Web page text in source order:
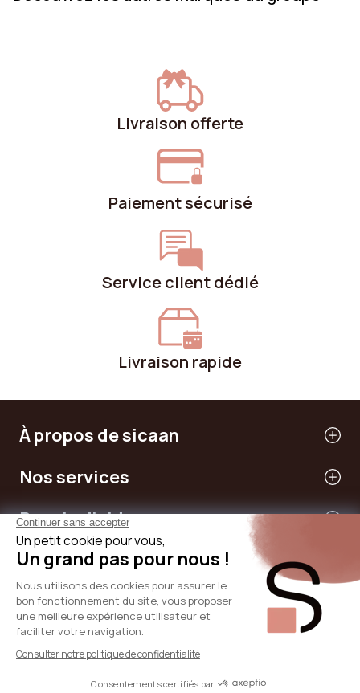
Livraison offerte
Paiement sécurisé
Service client dédié
Livraison rapide
À propos de sicaan
Nos services
Besoin d'aide
International
© 2024 - SICAAN
CGV
Politique de confidentialité
Mentions légales